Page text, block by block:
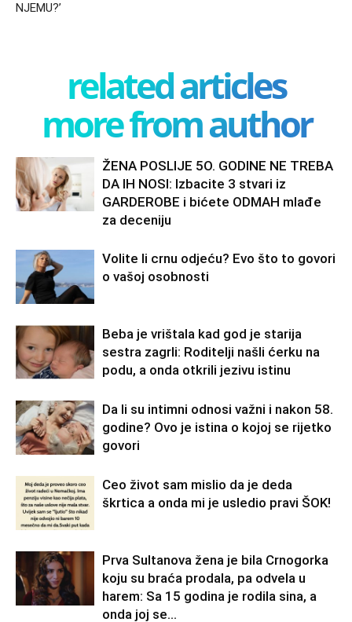
NJEMU?’
related articles
more from author
ŽENA POSLIJE 5O. GODINE NE TREBA
DA IH NOSI: Izbacite 3 stvari iz
GARDEROBE i bićete ODMAH mlađe
za deceniju
Volite li crnu odjeću? Evo što to govori
o vašoj osobnosti
Beba je vrištala kad god je starija
sestra zagrli: Roditelji našli ćerku na
podu, a onda otkrili jezivu istinu
Da li su intimni odnosi važni i nakon 58.
godine? Ovo je istina o kojoj se rijetko
govori
Ceo život sam mislio da je deda
škrtica a onda mi je usledio pravi ŠOK!
Prva Sultanova žena je bila Crnogorka
koju su braća prodala, pa odvela u
harem: Sa 15 godina je rodila sina, a
onda joj se...